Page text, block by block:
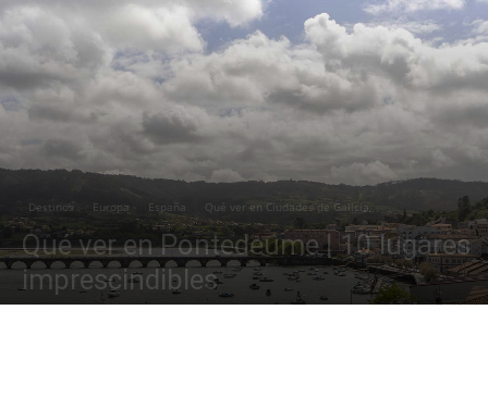
Destinos Europa España Qué ver en Ciudades de Galicia
Qué ver en Pontedeume | 10 lugares
imprescindibles